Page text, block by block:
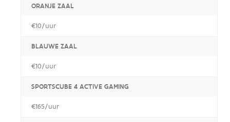
ORANJE ZAAL
€10/uur
BLAUWE ZAAL
€10/uur
SPORTSCUBE 4 ACTIVE GAMING
€165/uur